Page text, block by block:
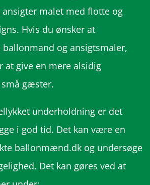
ansigter malet med flotte og
Hvis du ønsker at
og ansigtsmaler,
at give en mere alsidig
gæster.
underholdning er det
i god tid. Det kan være en
ballonmænd.dk og undersøge
Det kan gøres ved at